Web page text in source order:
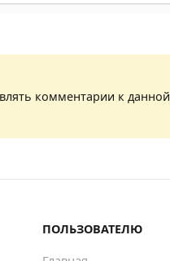
комментарии к данной
ПОЛЬЗОВАТЕЛЮ